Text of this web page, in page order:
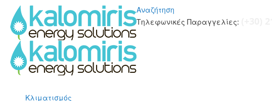
Αναζήτηση
Τηλεφωνικές Παραγγελίες:
περιεχόμενο
Κλιματισμός